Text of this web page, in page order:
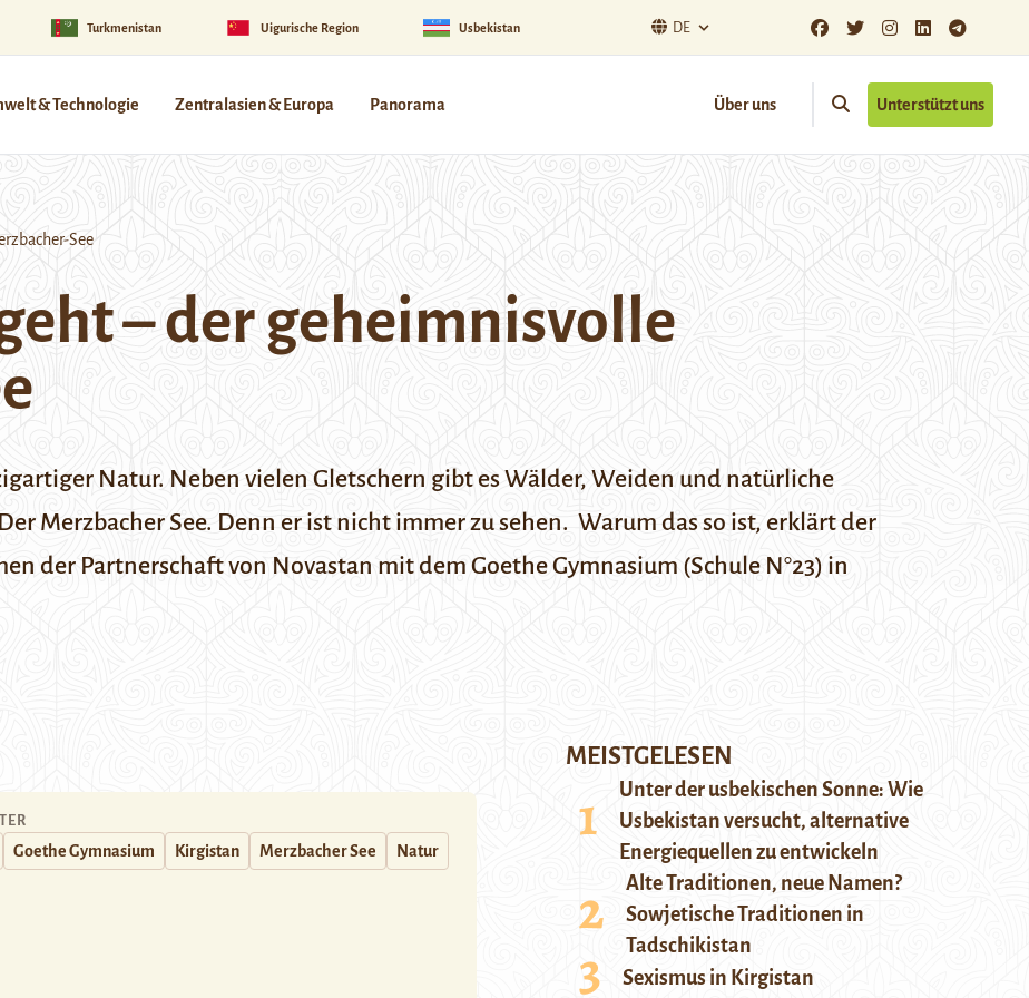
Turkmenistan Uigurische Region Usbekistan DE
& Technologie Zentralasien & Europa Panorama Über uns Unterstützt uns
See
– der geheimnisvolle
Natur. Neben vielen Gletschern gibt es Wälder, Weiden und natürliche
Merzbacher See. Denn er ist nicht immer zu sehen. Warum das so ist, erklärt der
der Partnerschaft von Novastan mit dem Goethe Gymnasium (Schule N°23) in
Goethe Gymnasium Kirgistan Merzbacher See Natur
MEISTGELESEN
Unter der usbekischen Sonne: Wie
Usbekistan versucht, alternative
Energiequellen zu entwickeln
Alte Traditionen, neue Namen?
Sowjetische Traditionen in
Tadschikistan
Sexismus in Kirgistan